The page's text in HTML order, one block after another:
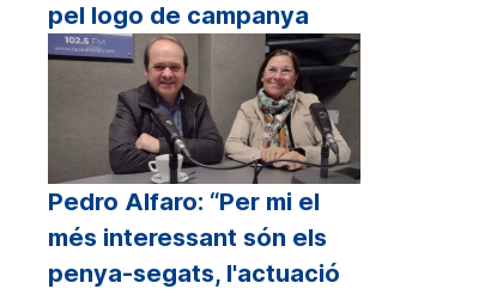
pel logo de campanya
Pedro Alfaro: “Per mi el
més interessant són els
penya-segats, l'actuació